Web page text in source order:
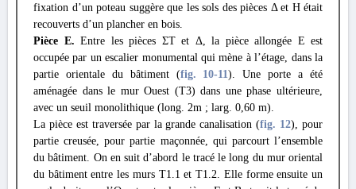
fixation d’un poteau suggère que les sols des pièces Δ et H était
recouverts d’un plancher en bois.
Pièce E. Entre les pièces ΣΤ et Δ, la pièce allongée E est
occupée par un escalier monumental qui mène à l’étage, dans la
partie orientale du bâtiment (fig. 10-11). Une porte a été
aménagée dans le mur Ouest (T3) dans une phase ultérieure,
avec un seuil monolithique (long. 2m ; larg. 0,60 m).
La pièce est traversée par la grande canalisation (fig. 12), pour
partie creusée, pour partie maçonnée, qui parcourt l’ensemble
du bâtiment. On en suit d’abord le tracé le long du mur oriental
du bâtiment entre les murs T1.1 et T1.2. Elle forme ensuite un